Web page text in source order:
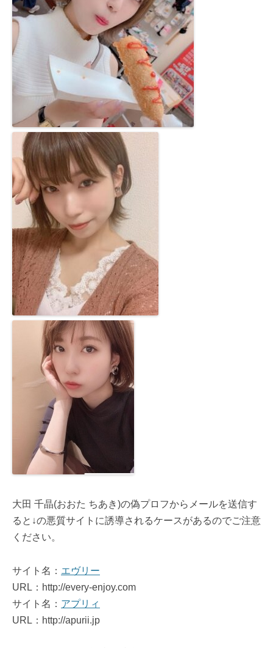
大田 千晶(おおた ちあき)の偽プロフからメールを送信す
ると↓の悪質サイトに誘導されるケースがあるのでご注意
ください。
サイト名： エヴリー
URL：http://every-enjoy.com
サイト名： アプリィ
URL：http://apurii.jp